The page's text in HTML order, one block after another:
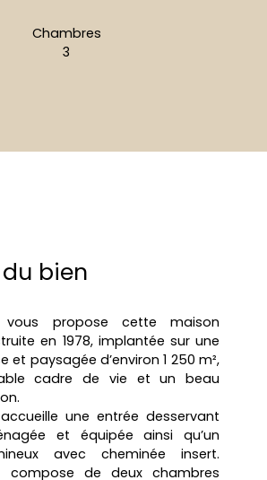
Chambres
3
du bien
vous propose cette maison
en 1978, implantée sur une
et paysagée d’environ 1 250 m²,
cadre de vie et un beau
une entrée desservant
et équipée ainsi qu’un
avec cheminée insert.
compose de deux chambres